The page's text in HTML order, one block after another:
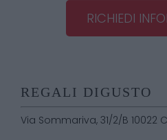
RICHIEDI
REGALI DIGUSTO
Via Sommariva, 31/2/B 10022